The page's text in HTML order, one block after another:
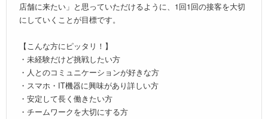
店舗に来たい」と思っていただけるように、1回1回の接客を大切
にしていくことが目標です。
【こんな方にピッタリ！】
・未経験だけど挑戦したい方
・人とのコミュニケーションが好きな方
・スマホ・IT機器に興味があり詳しい方
・安定して長く働きたい方
・チームワークを大切にする方